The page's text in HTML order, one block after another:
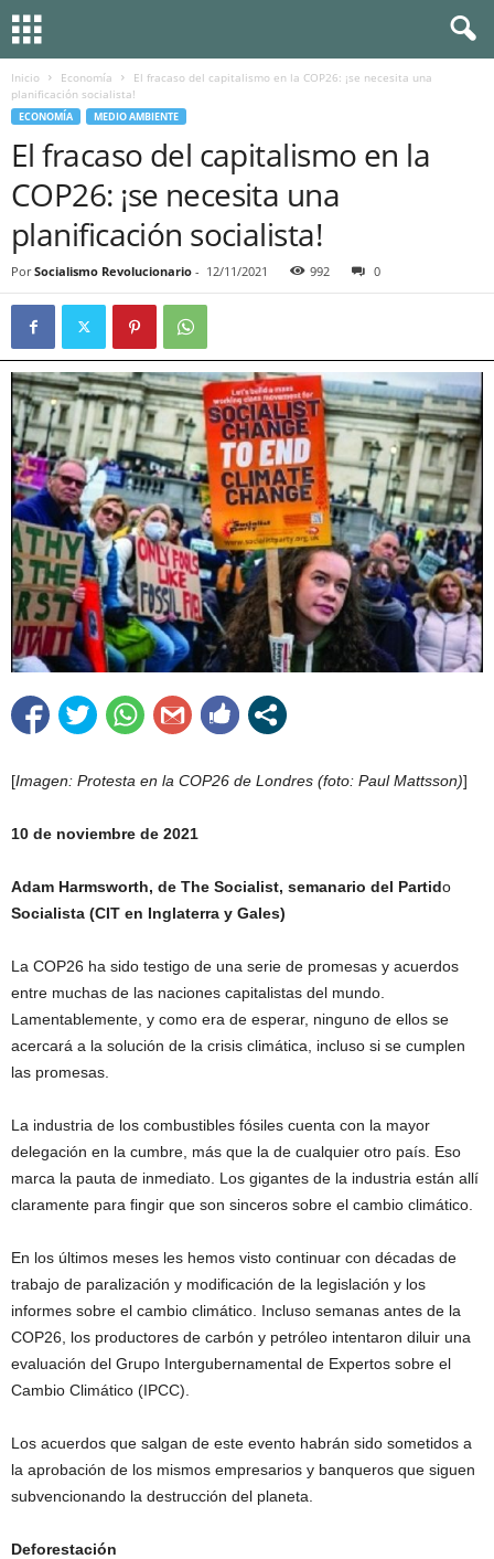
Inicio Economía
El fracaso del capitalismo en la COP26: ¡se necesita una
planificación socialista!
ECONOMÍA MEDIO AMBIENTE
El fracaso del capitalismo en la
COP26: ¡se necesita una
planificación socialista!
Por Socialismo Revolucionario - 12/11/2021 992 0
[Imagen: Protesta en la COP26 de Londres (foto: Paul Mattsson)]
10 de noviembre de 2021
Adam Harmsworth, de The Socialist, semanario del Partido
Socialista (CIT en Inglaterra y Gales)
La COP26 ha sido testigo de una serie de promesas y acuerdos
entre muchas de las naciones capitalistas del mundo.
Lamentablemente, y como era de esperar, ninguno de ellos se
acercará a la solución de la crisis climática, incluso si se cumplen
las promesas.
La industria de los combustibles fósiles cuenta con la mayor
delegación en la cumbre, más que la de cualquier otro país. Eso
marca la pauta de inmediato. Los gigantes de la industria están allí
claramente para fingir que son sinceros sobre el cambio climático.
En los últimos meses les hemos visto continuar con décadas de
trabajo de paralización y modificación de la legislación y los
informes sobre el cambio climático. Incluso semanas antes de la
COP26, los productores de carbón y petróleo intentaron diluir una
evaluación del Grupo Intergubernamental de Expertos sobre el
Cambio Climático (IPCC).
Los acuerdos que salgan de este evento habrán sido sometidos a
la aprobación de los mismos empresarios y banqueros que siguen
subvencionando la destrucción del planeta.
Deforestación